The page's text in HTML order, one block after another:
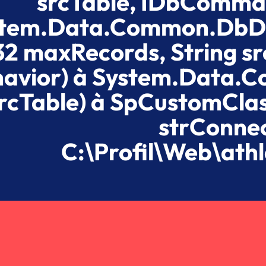
maxRecords, String
à
à